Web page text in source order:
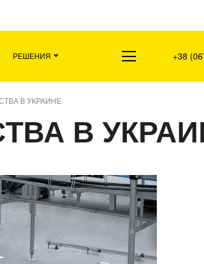
РЕШЕНИЯ +38
В УКРАИНЕ
В